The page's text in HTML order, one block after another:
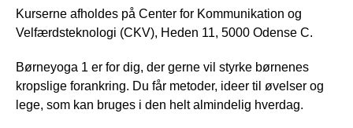
Kurserne afholdes på Center for Kommunikation og
Velfærdsteknologi (CKV), Heden 11, 5000 Odense C.
Børneyoga 1 er for dig, der gerne vil styrke børnenes
kropslige forankring. Du får metoder, ideer til øvelser og
lege, som kan bruges i den helt almindelig hverdag.